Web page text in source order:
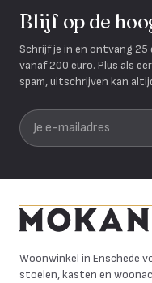
Blijf op de
Schrijf je in en ontvang
vanaf 200 euro. Plus als
spam, uitschrijven kan
Je e-mailadres
Woonwinkel in Enschede
stoelen, kasten en